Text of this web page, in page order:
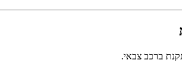
ברכב צבאי.